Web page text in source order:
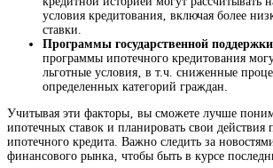
условия кредитования‚ включая более
ставки.
Программы государственной
программы ипотечного кредитования
льготные условия‚ в т.ч. сниженные
определенных категорий граждан.
Учитывая эти факторы‚ вы сможете лучше
ипотечных ставок и планировать свои действия
ипотечного кредита. Важно следить за
финансового рынка‚ чтобы быть в курсе